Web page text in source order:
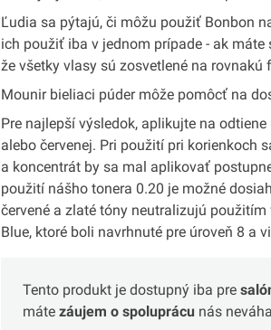
Ľudia sa pýtajú, či môžu použiť Bonbon
ich použiť iba v jednom prípade - ak
že všetky vlasy sú zosvetlené na rovnakú
Mounir bieliaci púder môže pomôcť na
Pre najlepší výsledok, aplikujte na
alebo červenej. Pri použití pri korienkoch
a koncentrát by sa mal aplikovať
použití nášho tonera 0.20 je možné
červené a zlaté tóny neutralizujú
Blue, ktoré boli navrhnuté pre úroveň 8 a
Tento produkt je dostupný iba pre
mátezáujem o spoluprácu nás